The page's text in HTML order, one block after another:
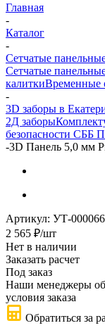
Главная
-
Каталог
-
Сетчатые
Сетчатые
калиткиВременные
-
3D заборы в
2Д заборы
безопасности СББ
-3D Панель 5,0 мм
Артикул: УТ-
2 565 ₽/шт
Нет в наличии
Заказать расчет
Под заказ
Наши менеджеры
условия заказа
Обратиться за